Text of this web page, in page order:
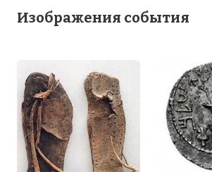
Изображения события